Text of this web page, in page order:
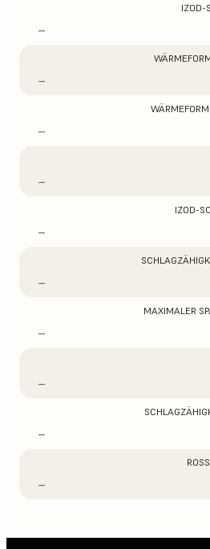
IZOD-
–
–
–
–
IZOD-
–
–
MAXIMALER
–
–
–
–